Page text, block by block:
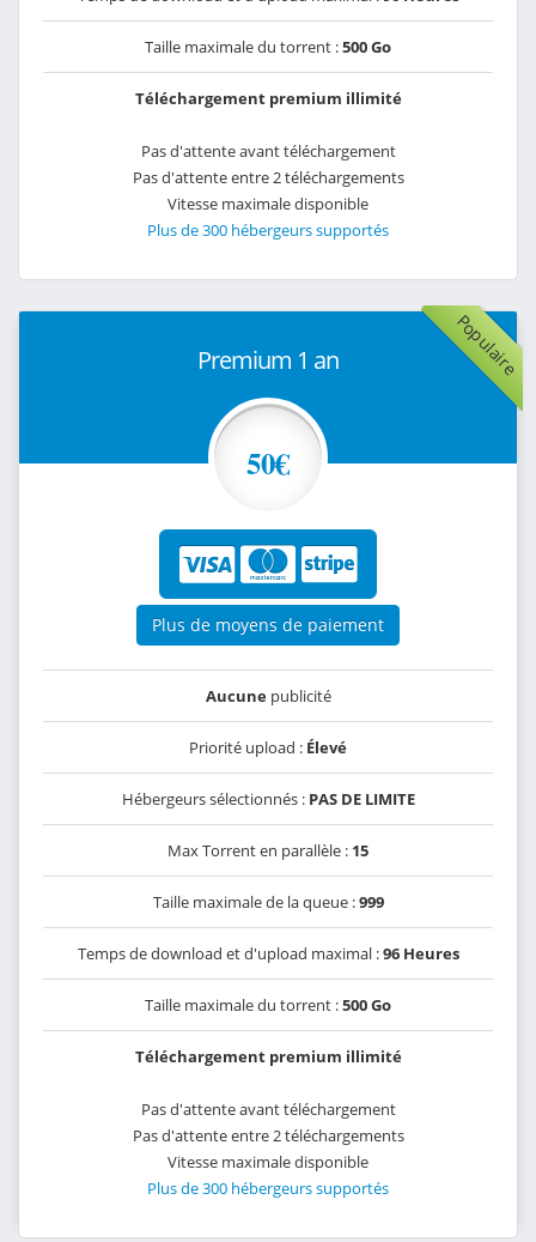
Taille maximale du torrent :500 Go
Téléchargement premium illimité
Pas d'attente avant téléchargement
Pas d'attente entre 2 téléchargements
Vitesse maximale disponible
Plus de 300 hébergeurs supportés
Populaire
Premium 1 an
50€
Plus de moyens de paiement
Aucunepublicité
Priorité upload : Élevé
Hébergeurs sélectionnés : PAS DE LIMITE
Max Torrent en parallèle : 15
Taille maximale de la queue :999
Temps de download et d'upload maximal :96 Heures
Taille maximale du torrent :500 Go
Téléchargement premium illimité
Pas d'attente avant téléchargement
Pas d'attente entre 2 téléchargements
Vitesse maximale disponible
Plus de 300 hébergeurs supportés